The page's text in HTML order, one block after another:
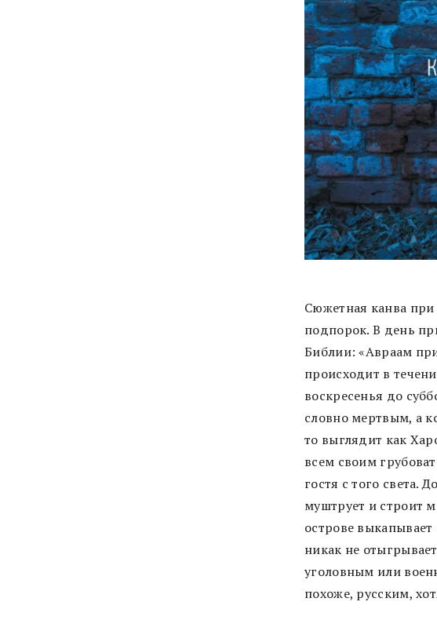
Сюжетная канва при
подпорок. В день
Библии: «Авраам
происходит в
воскресенья до
словно мертвым, а
то выглядит как
всем своим
гостя с того света.
муштрует и строит
острове
никак не
уголовным или
похоже, русским,